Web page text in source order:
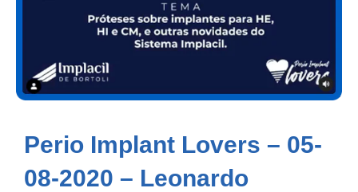
Perio Implant Lovers – 05-
08-2020 – Leonardo